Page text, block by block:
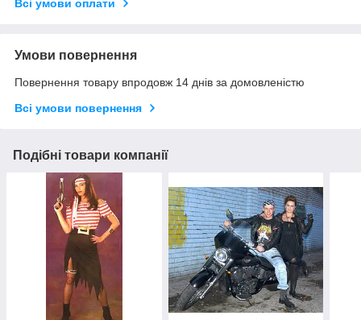
Всі умови оплати
Умови повернення
Повернення товару впродовж 14 днів за домовленістю
Всі умови повернення
Подібні товари компанії